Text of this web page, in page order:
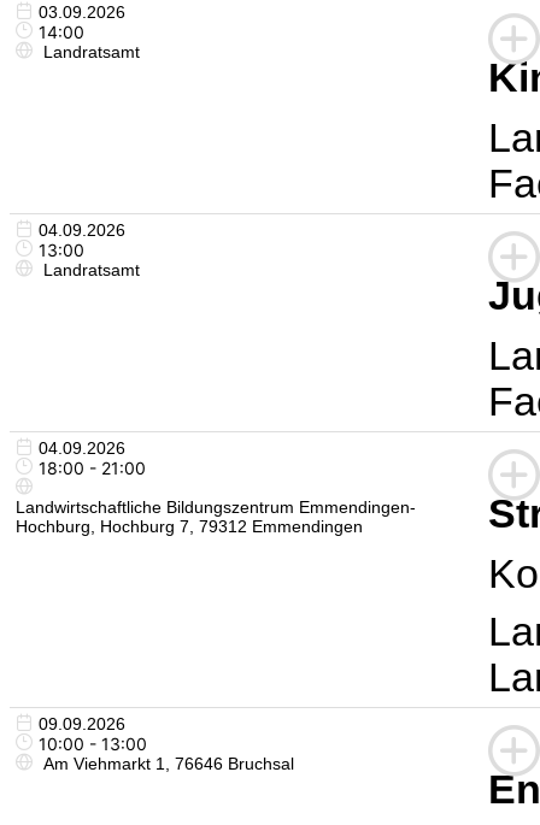
03.09.2026
14:00
Landratsamt
04.09.2026
13:00
Landratsamt
04.09.2026
18:00 - 21:00
Landwirtschaftliche Bildungszentrum Emmendingen-
Hochburg, Hochburg 7, 79312 Emmendingen
09.09.2026
10:00 - 13:00
Am Viehmarkt 1, 76646 Bruchsal